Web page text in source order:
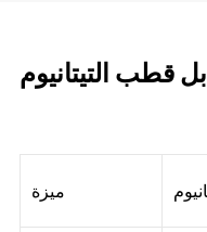
قطب التيتانيوم
ميزة